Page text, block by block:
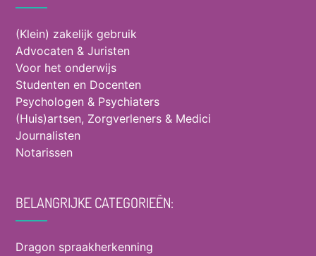
(Klein) zakelijk gebruik
Advocaten & Juristen
Voor het onderwijs
Studenten en Docenten
Psychologen & Psychiaters
(Huis)artsen, Zorgverleners & Medici
Journalisten
Notarissen
BELANGRIJKE CATEGORIEËN:
Dragon spraakherkenning